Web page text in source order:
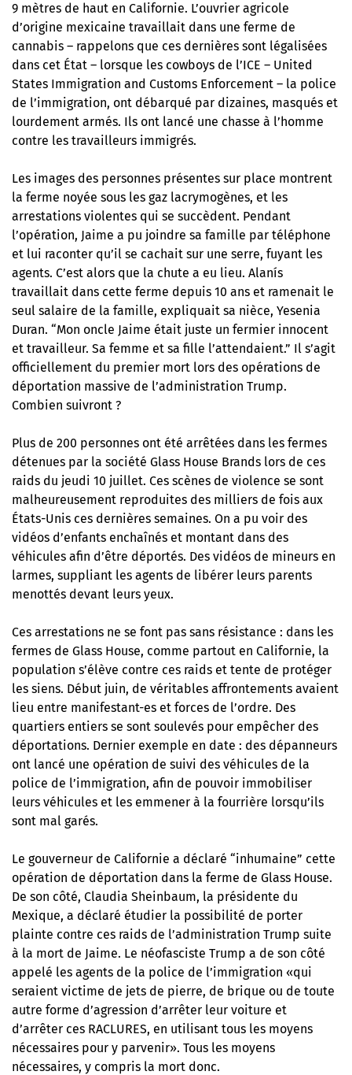
9 mètres de haut en Californie. L’ouvrier agricole
d’origine mexicaine travaillait dans une ferme de
cannabis – rappelons que ces dernières sont légalisées
dans cet État – lorsque les cowboys de l’ICE – United
States Immigration and Customs Enforcement – la police
de l’immigration, ont débarqué par dizaines, masqués et
lourdement armés. Ils ont lancé une chasse à l’homme
contre les travailleurs immigrés.
Les images des personnes présentes sur place montrent
la ferme noyée sous les gaz lacrymogènes, et les
arrestations violentes qui se succèdent. Pendant
l’opération, Jaime a pu joindre sa famille par téléphone
et lui raconter qu’il se cachait sur une serre, fuyant les
agents. C’est alors que la chute a eu lieu. Alanís
travaillait dans cette ferme depuis 10 ans et ramenait le
seul salaire de la famille, expliquait sa nièce, Yesenia
Duran. “Mon oncle Jaime était juste un fermier innocent
et travailleur. Sa femme et sa fille l’attendaient.” Il s’agit
officiellement du premier mort lors des opérations de
déportation massive de l’administration Trump.
Combien suivront ?
Plus de 200 personnes ont été arrêtées dans les fermes
détenues par la société Glass House Brands lors de ces
raids du jeudi 10 juillet. Ces scènes de violence se sont
malheureusement reproduites des milliers de fois aux
États-Unis ces dernières semaines. On a pu voir des
vidéos d’enfants enchaînés et montant dans des
véhicules afin d’être déportés. Des vidéos de mineurs en
larmes, suppliant les agents de libérer leurs parents
menottés devant leurs yeux.
Ces arrestations ne se font pas sans résistance : dans les
fermes de Glass House, comme partout en Californie, la
population s’élève contre ces raids et tente de protéger
les siens. Début juin, de véritables affrontements avaient
lieu entre manifestant-es et forces de l’ordre. Des
quartiers entiers se sont soulevés pour empêcher des
déportations. Dernier exemple en date : des dépanneurs
ont lancé une opération de suivi des véhicules de la
police de l’immigration, afin de pouvoir immobiliser
leurs véhicules et les emmener à la fourrière lorsqu’ils
sont mal garés.
Le gouverneur de Californie a déclaré “inhumaine” cette
opération de déportation dans la ferme de Glass House.
De son côté, Claudia Sheinbaum, la présidente du
Mexique, a déclaré étudier la possibilité de porter
plainte contre ces raids de l’administration Trump suite
à la mort de Jaime. Le néofasciste Trump a de son côté
appelé les agents de la police de l’immigration «qui
seraient victime de jets de pierre, de brique ou de toute
autre forme d’agression d’arrêter leur voiture et
d’arrêter ces RACLURES, en utilisant tous les moyens
nécessaires pour y parvenir». Tous les moyens
nécessaires, y compris la mort donc.